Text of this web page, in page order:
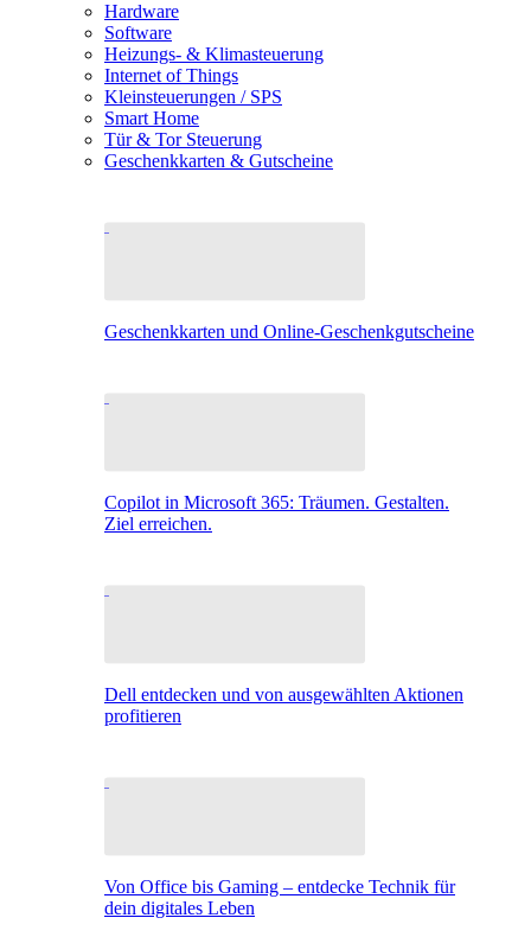
Hardware
Software
Heizungs- & Klimasteuerung
Internet of Things
Kleinsteuerungen / SPS
Smart Home
Tür & Tor Steuerung
Geschenkkarten & Gutscheine
Geschenkkarten und Online-Geschenkgutscheine
Copilot in Microsoft 365: Träumen. Gestalten.
Ziel erreichen.
Dell entdecken und von ausgewählten Aktionen
profitieren
Von Office bis Gaming – entdecke Technik für
dein digitales Leben